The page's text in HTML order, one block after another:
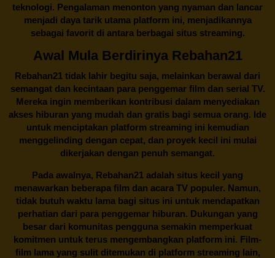
teknologi. Pengalaman menonton yang nyaman dan lancar
menjadi daya tarik utama platform ini, menjadikannya
sebagai favorit di antara berbagai situs streaming.
Awal Mula Berdirinya Rebahan21
Rebahan21 tidak lahir begitu saja, melainkan berawal dari
semangat dan kecintaan para penggemar film dan serial TV.
Mereka ingin memberikan kontribusi dalam menyediakan
akses hiburan yang mudah dan gratis bagi semua orang. Ide
untuk menciptakan platform streaming ini kemudian
menggelinding dengan cepat, dan proyek kecil ini mulai
dikerjakan dengan penuh semangat.
Pada awalnya, Rebahan21 adalah situs kecil yang
menawarkan beberapa film dan acara TV populer. Namun,
tidak butuh waktu lama bagi situs ini untuk mendapatkan
perhatian dari para penggemar hiburan. Dukungan yang
besar dari komunitas pengguna semakin memperkuat
komitmen untuk terus mengembangkan platform ini. Film-
film lama yang sulit ditemukan di platform streaming lain,